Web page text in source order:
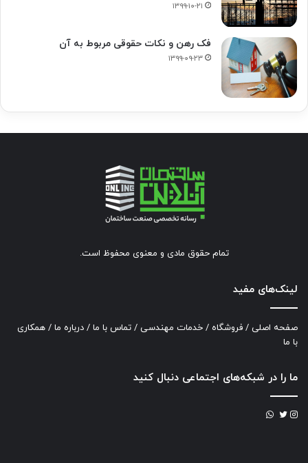
۱۳۹۹-۱۰-۲۱
فک‌ رهن و نکات حقوقی مربوط به آن
۱۳۹۹-۰۹-۲۳
تمام حقوق مادی و معنوی محفوظ است.
لینک‌های مفید
صفحه اصلی / فروشگاه / خدمات مهندسی / تماس با ما / درباره ما / همکاری
با ما
ما را در شبکه‌های اجتماعی دنبال کنید